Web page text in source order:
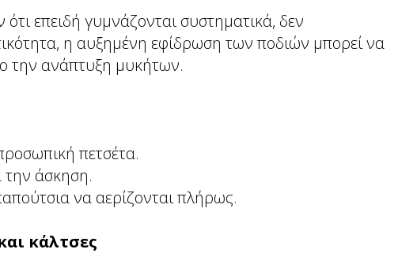
επειδή γυμνάζονται συστηματικά, δεν
η αυξημένη εφίδρωση των ποδιών μπορεί να
την ανάπτυξη μυκήτων.
πετσέτα.
την άσκηση.
να αερίζονται πλήρως.
κάλτσες